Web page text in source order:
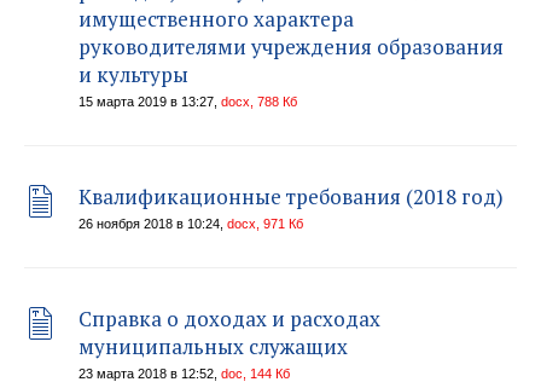
имущественного характера
руководителями учреждения образования
и культуры
15 марта 2019 в 13:27, docx, 788 Кб
Квалификационные требования (2018 год)
26 ноября 2018 в 10:24, docx, 971 Кб
Справка о доходах и расходах
муниципальных служащих
23 марта 2018 в 12:52, doc, 144 Кб